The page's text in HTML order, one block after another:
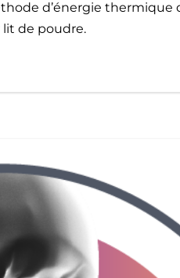
d’énergie thermique
lit de poudre.